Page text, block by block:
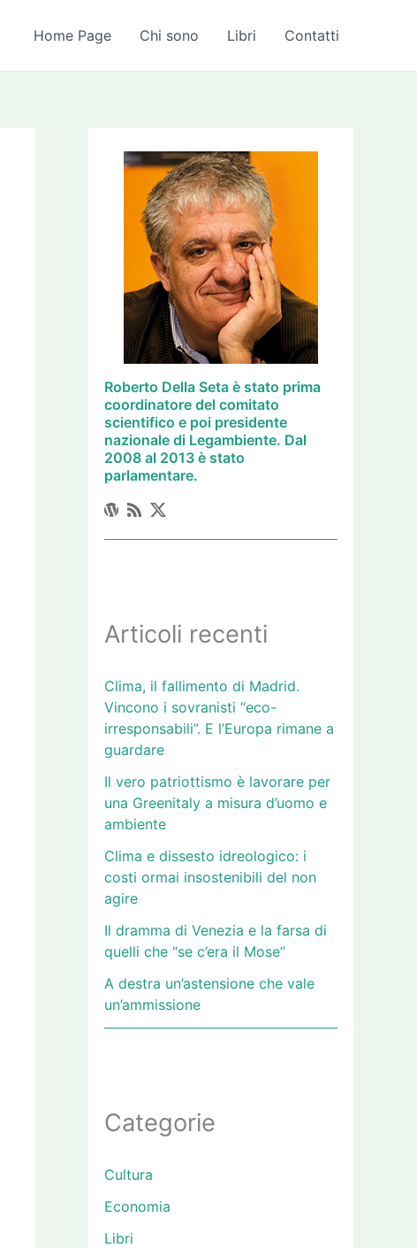
Home Page Chi sono Libri Contatti
Roberto Della Seta è stato prima
coordinatore del comitato
scientifico e poi presidente
nazionale di Legambiente. Dal
2008 al 2013 è stato
parlamentare.
Articoli recenti
Clima, il fallimento di Madrid.
Vincono i sovranisti “eco-
irresponsabili”. E l’Europa rimane a
guardare
Il vero patriottismo è lavorare per
una Greenitaly a misura d’uomo e
ambiente
Clima e dissesto idreologico: i
costi ormai insostenibili del non
agire
Il dramma di Venezia e la farsa di
quelli che “se c’era il Mose”
A destra un’astensione che vale
un’ammissione
Categorie
Cultura
Economia
Libri
c